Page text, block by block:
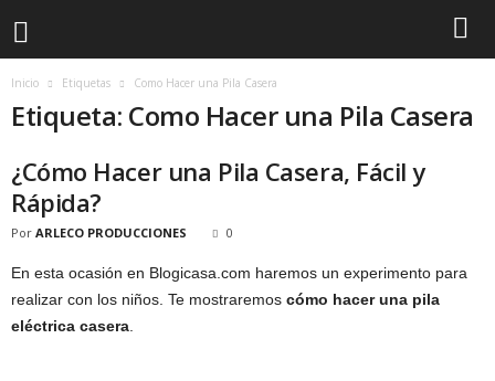
Inicio Etiquetas Como Hacer una Pila Casera
Etiqueta: Como Hacer una Pila Casera
¿Cómo Hacer una Pila Casera, Fácil y
Rápida?
Por ARLECO PRODUCCIONES 0
En esta ocasión en Blogicasa.com haremos un experimento para
realizar con los niños. Te mostraremos cómo hacer una pila
eléctrica casera